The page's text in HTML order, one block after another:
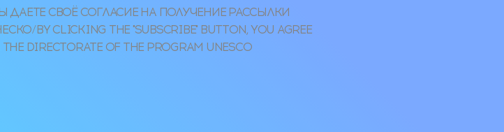
СВОЁ СОГЛАСИЕ НА ПОЛУЧЕНИЕ РАССЫЛКИ
CLICKING THE "SUBSCRIBE" BUTTON, YOU AGREE
DIRECTORATE OF THE PROGRAM UNESCO